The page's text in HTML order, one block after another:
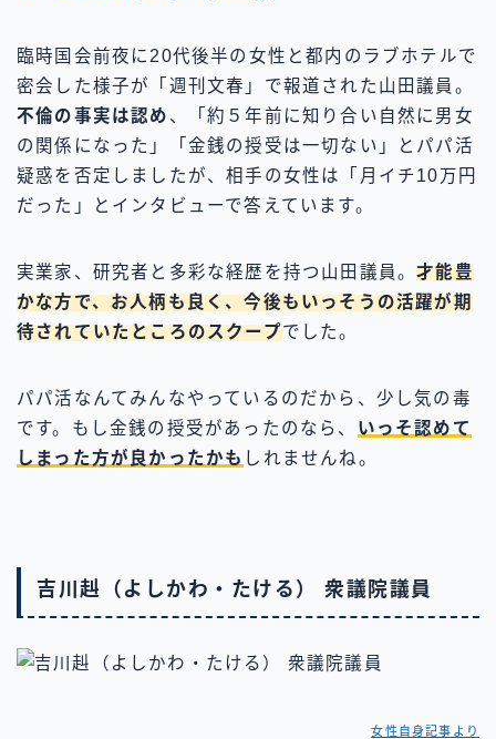
臨時国会前夜に20代後半の女性と都内のラブホテルで
密会した様子が「週刊文春」で報道された山田議員。
不倫の事実は認め 、「約５年前に知り合い自然に男女
の関係になった」「金銭の授受は一切ない」とパパ活
疑惑を否定しましたが、相手の女性は「月イチ10万円
だった」とインタビューで答えています。
実業家、研究者と多彩な経歴を持つ山田議員。才能豊
かな方で、お人柄も良く、今後もいっそうの活躍が期
待されていたところのスクープでした。
パパ活なんてみんなやっているのだから、少し気の毒
です。もし金銭の授受があったのなら、 いっそ認めて
しまった方が良かったかも しれませんね。
吉川赳（よしかわ・たける） 衆議院議員
女性自身記事より